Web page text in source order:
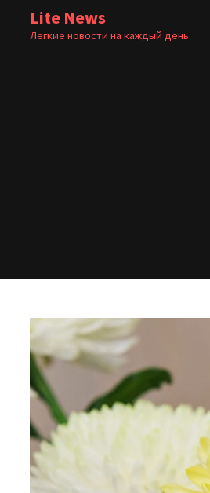
ПерейтиLite News
Легкие новости на каждый день